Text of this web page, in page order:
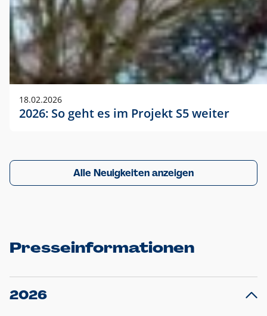
18.02.2026
2026: So geht es im Projekt S5 weiter
Alle Neuigkeiten anzeigen
Presseinformationen
2026